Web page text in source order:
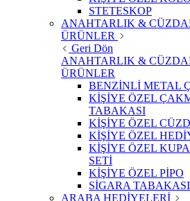
STETESKOP
ANAHTARLIK &
ÜRÜNLER
Geri Dön
ANAHTARLIK &
ÜRÜNLER
BENZİNLİ METAL
KİŞİYE ÖZEL
TABAKASI
KİŞİYE ÖZEL
KİŞİYE ÖZEL
KİŞİYE ÖZEL
SETİ
KİŞİYE ÖZEL PİPO
SİGARA TABAKASI
ARABA HEDİYELERİ